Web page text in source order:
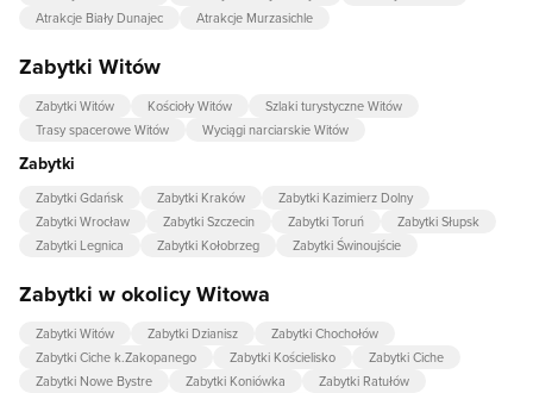
Atrakcje Biały Dunajec
Atrakcje Murzasichle
Zabytki Witów
Zabytki Witów Kościoły Witów
Szlaki turystyczne Witów
Trasy spacerowe Witów
Wyciągi narciarskie Witów
Zabytki
Zabytki Gdańsk Zabytki Kraków
Zabytki Kazimierz Dolny
Zabytki Wrocław
Zabytki Szczecin Zabytki Toruń
Zabytki Słupsk
Zabytki Legnica
Zabytki Kołobrzeg Zabytki Świnoujście
Zabytki w okolicy Witowa
Zabytki Witów Zabytki Dzianisz
Zabytki Chochołów
Zabytki Ciche k.Zakopanego
Zabytki Kościelisko
Zabytki Ciche
Zabytki Nowe Bystre
Zabytki Koniówka
Zabytki Ratułów